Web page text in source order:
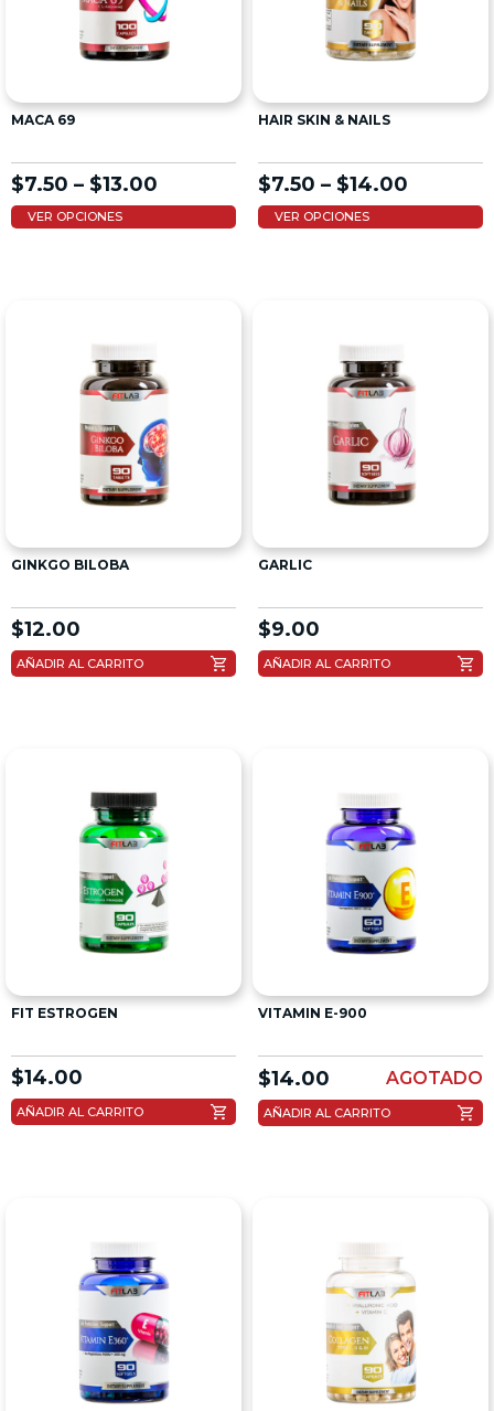
MACA 69
$7.50 – $13.00
VER OPCIONES
HAIR SKIN & NAILS
$7.50 – $14.00
VER OPCIONES
GINKGO BILOBA
$12.00
AÑADIR AL CARRITO shopping_cart
GARLIC
$9.00
AÑADIR AL CARRITO shopping_cart
FIT ESTROGEN
$14.00
AÑADIR AL CARRITO shopping_cart
VITAMIN E-900
$14.00 AGOTADO
AÑADIR AL CARRITO shopping_cart